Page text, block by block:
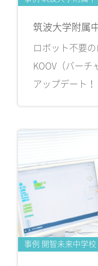
筑波大学附属
ロボット不要の
KOOV（バーチ
アップデート！
事例 開智未来中学